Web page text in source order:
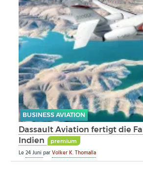
BUSINESS AVIATION
Dassault Aviation fertigt die
Indien
premium
Le24 JuniparVolker K. Thomalla